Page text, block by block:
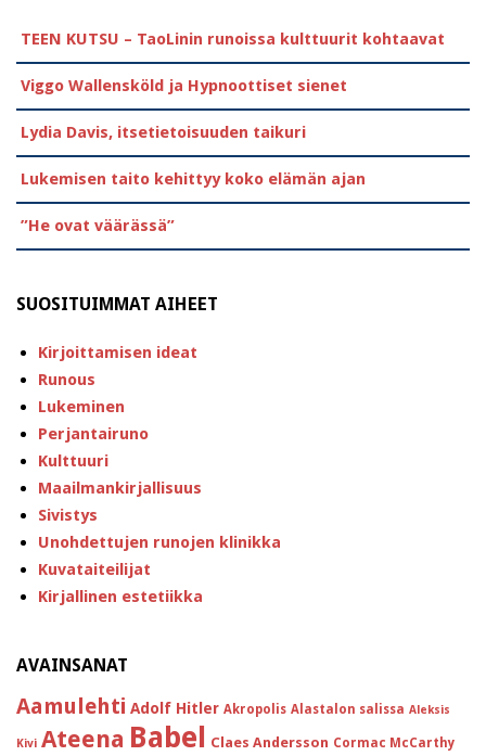
TEEN KUTSU – TaoLinin runoissa kulttuurit kohtaavat
Viggo Wallensköld ja Hypnoottiset sienet
Lydia Davis, itsetietoisuuden taikuri
Lukemisen taito kehittyy koko elämän ajan
”He ovat väärässä”
SUOSITUIMMAT AIHEET
Kirjoittamisen ideat
Runous
Lukeminen
Perjantairuno
Kulttuuri
Maailmankirjallisuus
Sivistys
Unohdettujen runojen klinikka
Kuvataiteilijat
Kirjallinen estetiikka
AVAINSANAT
Aamulehti Adolf Hitler Akropolis Alastalon salissa Aleksis
Kivi Ateena Babel Claes Andersson Cormac McCarthy